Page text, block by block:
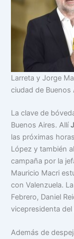
Larreta y Jorge
ciudad de Buenos
La clave de
Buenos Aires. Allí
las próximas
López y también
campaña por la
Mauricio Macri
con Valenzuela.
Febrero, Daniel
vicepresidenta
Además de